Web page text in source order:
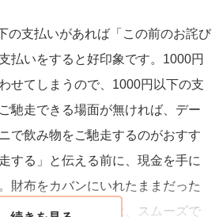
の支払いがあれば「この前のお詫び
払いをすると好印象です。1000円
せてしまうので、1000円以下の支
馳走できる場面が無ければ、デー
で飲み物をご馳走するのがおすす
する」と伝える前に、現金を手に
財布をカバンにいれたままだった
たりして伝えるのは、スムーズで